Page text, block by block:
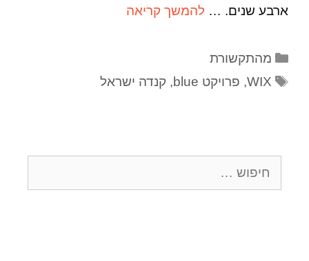
ארבע שנים. … להמשך קריאה
מהתקשורת
WIX
, פרויקט blue ,קנדה ישראל